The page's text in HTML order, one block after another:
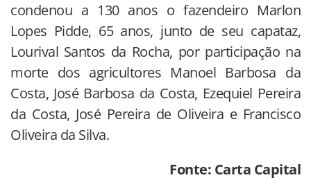
condenou a 130 anos o fazendeiro Marlon
Lopes Pidde, 65 anos, junto de seu capataz,
Lourival Santos da Rocha, por participação na
morte dos agricultores Manoel Barbosa da
Costa, José Barbosa da Costa, Ezequiel Pereira
da Costa, José Pereira de Oliveira e Francisco
Oliveira da Silva.
Fonte: Carta Capital